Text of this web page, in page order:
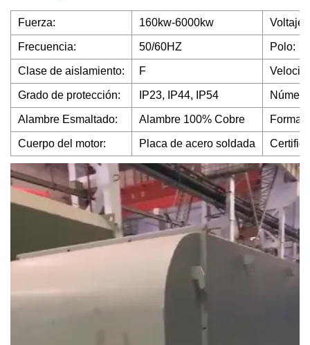
Fuerza: 160kw-6000kw Voltaje:
Frecuencia: 50/60HZ Polo:
Clase de aislamiento: F
Grado de protección: IP23, IP44, IP54
Alambre Esmaltado: Alambre 100% Cobre Forma
Cuerpo del motor: Placa de acero soldada